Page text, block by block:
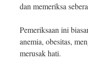
dan memeriksa
Pemeriksaan ini
anemia, obesitas,
merusak hati.